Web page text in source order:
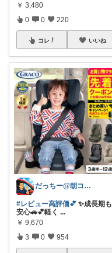
￥ 3,480
0 0 220
コレ いいね
だっちー@朝コレ5時🚗カー用品探求家
#レビュー高評価💕 ✨成長期も
安心🚗💕軽く ...
￥ 9,670
3 0 954